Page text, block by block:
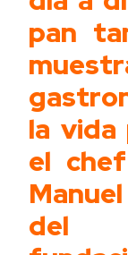
pan
la vida
el
del